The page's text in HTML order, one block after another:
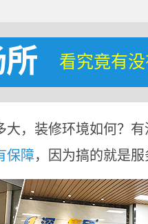
看究竟有
大，装修环境如何？
保障，因为搞的就是服